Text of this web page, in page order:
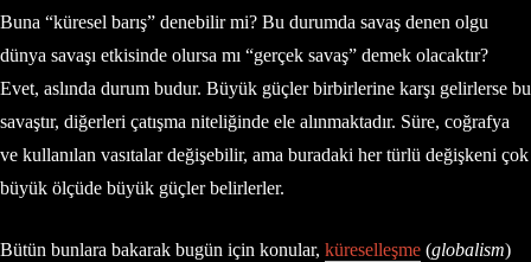
Buna “küresel barış” denebilir mi? Bu durumda savaş denen olgu
dünya savaşı etkisinde olursa mı “gerçek savaş” demek olacaktır?
Evet, aslında durum budur. Büyük güçler birbirlerine karşı gelirlerse bu
savaştır, diğerleri çatışma niteliğinde ele alınmaktadır. Süre, coğrafya
ve kullanılan vasıtalar değişebilir, ama buradaki her türlü değişkeni çok
büyük ölçüde büyük güçler belirlerler.
Bütün bunlara bakarak bugün için konular, küreselleşme (globalism)